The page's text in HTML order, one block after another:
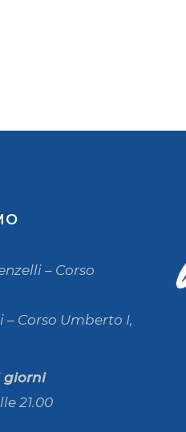
– Corso
– Corso Umberto I,
giorni
21.00